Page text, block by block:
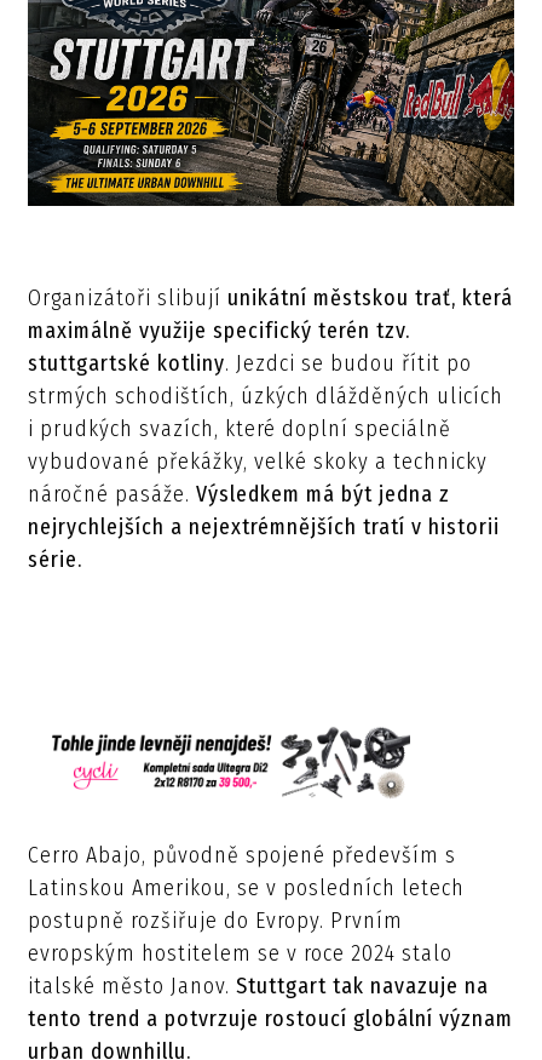
Organizátoři slibují unikátní městskou trať, která
maximálně využije specifický terén tzv.
stuttgartské kotliny. Jezdci se budou řítit po
strmých schodištích, úzkých dlážděných ulicích
i prudkých svazích, které doplní speciálně
vybudované překážky, velké skoky a technicky
náročné pasáže.Výsledkem má být jedna z
nejrychlejších a nejextrémnějších tratí v historii
série.
Cerro Abajo, původně spojené především s
Latinskou Amerikou, se v posledních letech
postupně rozšiřuje do Evropy. Prvním
evropským hostitelem se v roce 2024 stalo
italské město Janov.Stuttgart tak navazuje na
tento trend a potvrzuje rostoucí globální význam
urban downhillu.